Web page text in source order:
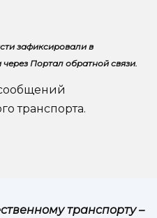
зафиксировали в
Портал обратной связи.
транспорта.
транспорту –